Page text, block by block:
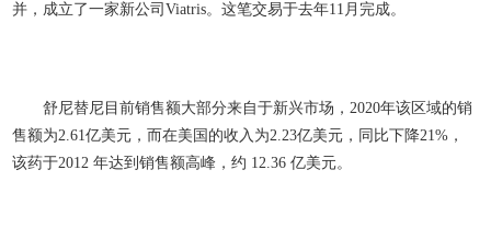
并，成立了一家新公司Viatris。这笔交易于去年11月完成。
舒尼替尼目前销售额大部分来自于新兴市场，2020年该区域的销
售额为2.61亿美元，而在美国的收入为2.23亿美元，同比下降21%，
该药于2012 年达到销售额高峰，约 12.36 亿美元。